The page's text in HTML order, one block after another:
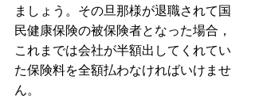
ましょう。その旦那様が退職されて国
民健康保険の被保険者となった場合，
これまでは会社が半額出してくれてい
た保険料を全額払わなければいけませ
ん。